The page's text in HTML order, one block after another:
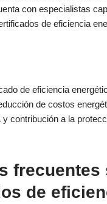
con especialistas
de eficiencia
de eficiencia
de costos
contribución a la
frecuentes
de